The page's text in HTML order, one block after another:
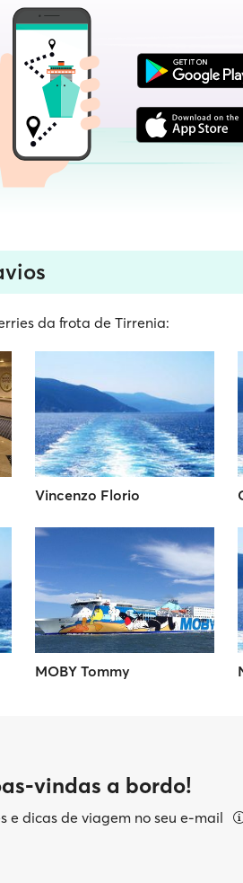
da frota de Tirrenia:
Vincenzo Florio
MOBY Tommy
vindas a bordo!
e dicas de viagem no seu e-mail